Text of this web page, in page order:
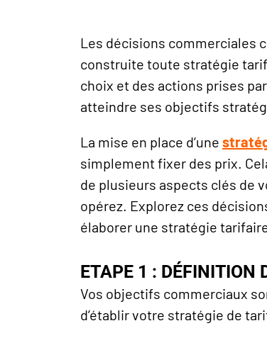
Les décisions commerciales
construite toute stratégie
choix et des actions prises
atteindre ses objectifs
La mise en place d’une
simplement fixer des prix.
de plusieurs aspects clés de
opérez. Explorez ces
élaborer une stratégie
ETAPE 1 : DÉFINITION
Vos objectifs commerciaux
d’établir votre stratégie de